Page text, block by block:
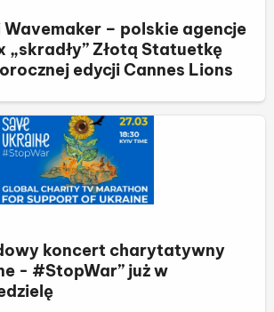
Wavemaker – polskie agencje
„skradły” Złotą Statuetkę
edycji Cannes Lions
koncert charytatywny
- #StopWar” już w